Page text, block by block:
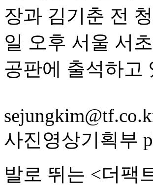
장과 김기춘 전
일 오후 서울 서
공판에 출석하고
사진영상기획부
발로 뛰는 <더팩